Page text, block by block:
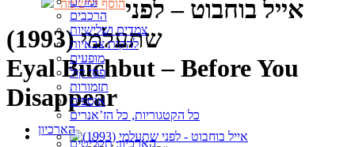
הרכבים
צמדים ושלישיות
להקות צבאיות
מופעים
פסי קול
תזמורות
אוספים
כל הקטגוריות, כל הז’אנרים
הארכיון
הארכיון: תקליטים
הוסף לרשימהאייל בוחבוט – לפני
שתעלמי (1993)
Eyal Buchbut – Before You
Disappear